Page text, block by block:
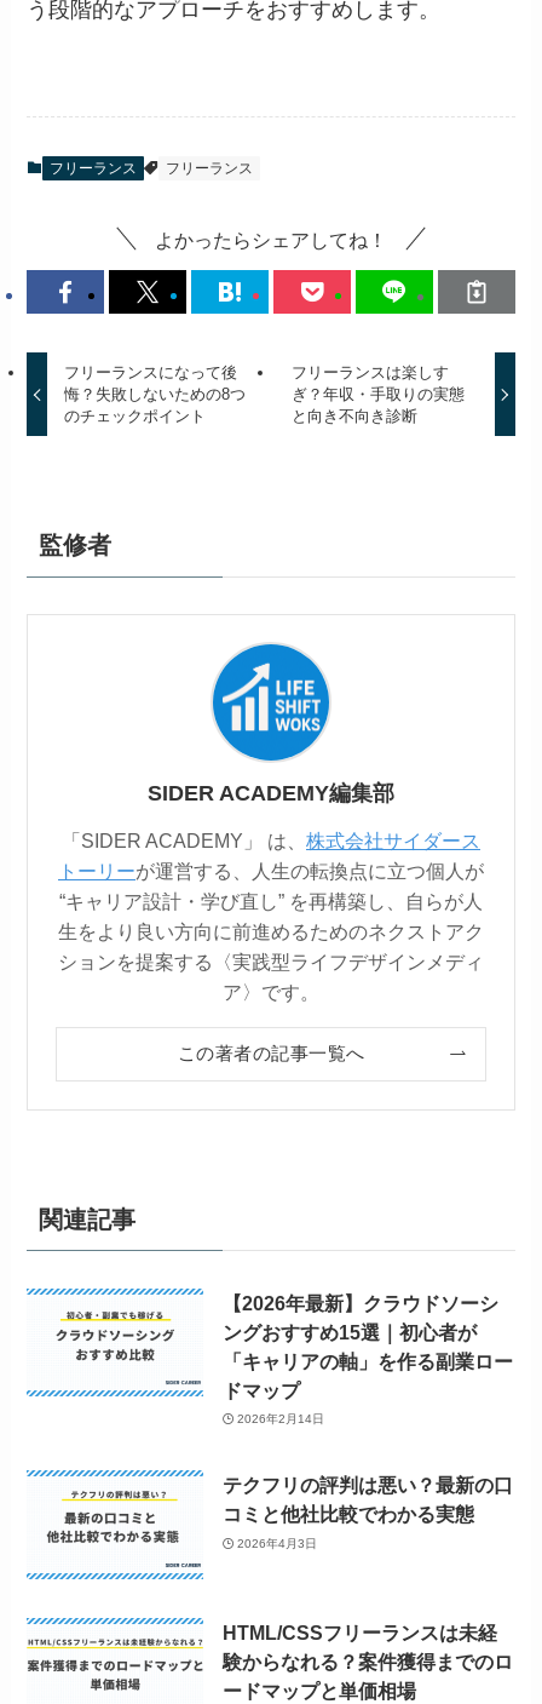
う段階的なアプローチをおすすめします。
フリーランス フリーランス
よかったらシェアしてね！
フリーランスになって後
悔？失敗しないための8つ
のチェックポイント
フリーランスは楽しす
ぎ？年収・手取りの実態
と向き不向き診断
監修者
SIDER ACADEMY編集部
「SIDER ACADEMY」 は、 株式会社サイダース
トーリーが運営する、人生の転換点に立つ個人が
“キャリア設計・学び直し” を再構築し、自らが人
生をより良い方向に前進めるためのネクストアク
ションを提案する〈実践型ライフデザインメディ
ア〉です。
この著者の記事一覧へ
関連記事
【2026年最新】クラウドソーシ
ングおすすめ15選｜初心者が
「キャリアの軸」を作る副業ロー
ドマップ
2026年2月14日
テクフリの評判は悪い？最新の口
コミと他社比較でわかる実態
2026年4月3日
HTML/CSSフリーランスは未経
験からなれる？案件獲得までのロ
ードマップと単価相場